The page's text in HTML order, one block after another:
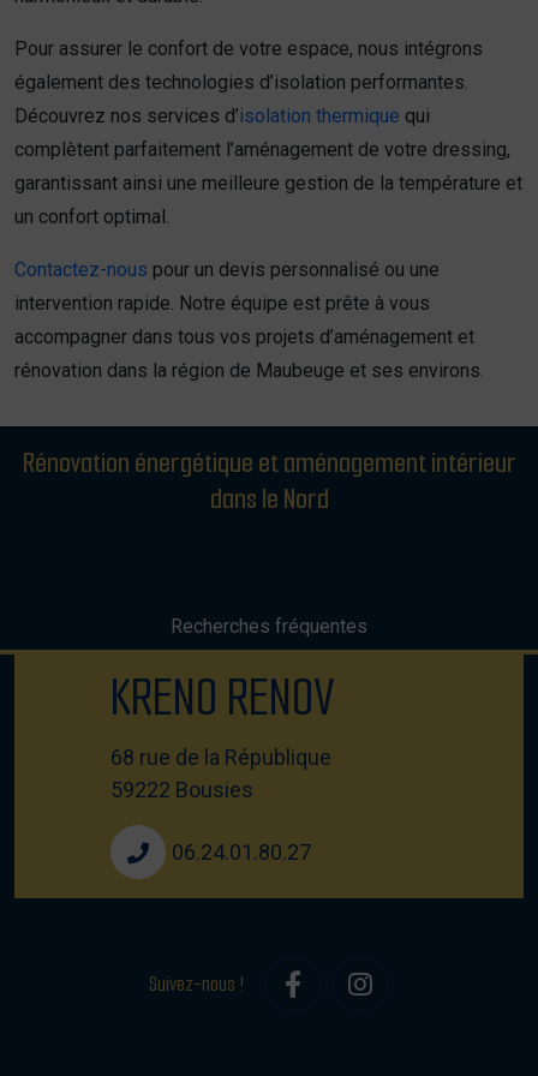
Pour assurer le confort de votre espace, nous intégrons
également des technologies d’isolation performantes.
Découvrez nos services d’isolation thermique qui
complètent parfaitement l’aménagement de votre dressing,
garantissant ainsi une meilleure gestion de la température et
un confort optimal.
Contactez-nous pour un devis personnalisé ou une
intervention rapide. Notre équipe est prête à vous
accompagner dans tous vos projets d’aménagement et
rénovation dans la région de Maubeuge et ses environs.
Rénovation énergétique et aménagement intérieur
dans le Nord
Recherches fréquentes
KRENO RENOV
68 rue de la République
59222 Bousies
06.24.01.80.27
Suivez-nous !